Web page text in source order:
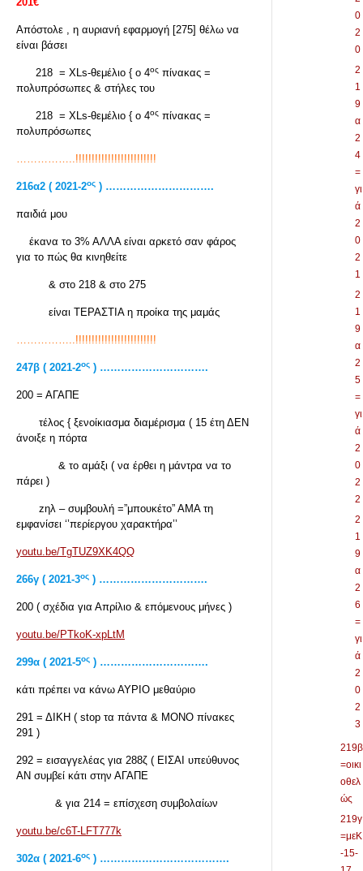
Απόστολε , η αυριανή εφαρμογή [275] θέλω να
είναι βάσει
218 = XLs-θεμέλιο { ο 4ος πίνακας =
πολυπρόσωπες & στήλες του
218 = XLs-θεμέλιο { ο 4ος πίνακας =
πολυπρόσωπες
……………..!!!!!!!!!!!!!!!!!!!!!!!!!
216α2 ( 2021-2ος ) ………………………….
παιδιά μου
έκανα το 3% ΑΛΛΑ είναι αρκετό σαν φάρος
για το πώς θα κινηθείτε
& στο 218 & στο 275
είναι ΤΕΡΑΣΤΙΑ η προίκα της μαμάς
……………..!!!!!!!!!!!!!!!!!!!!!!!!!
247β ( 2021-2ος ) ………………………….
200 = ΑΓΑΠΕ
τέλος { ξενοίκιασμα διαμέρισμα ( 15 έτη ΔΕΝ
άνοιξε η πόρτα
& το αμάξι ( να έρθει η μάντρα να το
πάρει )
zηλ – συμβουλή =”μπουκέτο” ΑΜΑ τη
εμφανίσει ‘’περίεργου χαρακτήρα’’
youtu.be/TgTUZ9XK4QQ
266γ ( 2021-3ος ) ………………………….
200 ( σχέδια για Απρίλιο & επόμενους μήνες )
youtu.be/PTkoK-xpLtM
299α ( 2021-5ος ) ………………………….
κάτι πρέπει να κάνω ΑΥΡΙΟ μεθαύριο
291 = ΔΙΚΗ ( stop τα πάντα & ΜΟΝΟ πίνακες
291 )
292 = εισαγγελέας για 288ζ ( ΕΙΣΑΙ υπεύθυνος
ΑΝ συμβεί κάτι στην ΑΓΑΠΕ
& για 214 = επίσχεση συμβολαίων
youtu.be/c6T-LFT777k
302α ( 2021-6ος ) ……………………………….
0
2
0
2
1
9
α
2
4
=
γι
ά
2
0
2
1
2
1
9
α
2
5
=
γι
ά
2
0
2
2
2
1
9
α
2
6
=
γι
ά
2
0
2
3
219β
=οικι
οθελ
ώς
219γ
=μεΚ
-15-